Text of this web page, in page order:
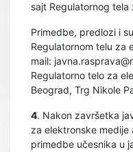
sajt Regulatornog
Primedbe, predlozi i
Regulatornom telu za
mail:
Regulatorno telo za
Beograd, Trg Nikole
4. Nakon završetka
za elektronske
primedbe učesnika u